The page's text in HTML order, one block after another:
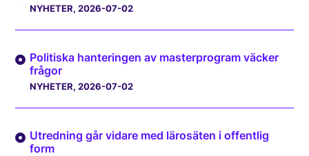
NYHETER, 2026-07-02
Politiska hanteringen av masterprogram väcker
frågor
NYHETER, 2026-07-02
Utredning går vidare med lärosäten i offentlig
form